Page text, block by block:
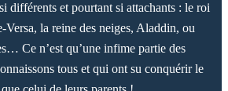
différents et pourtant si attachants : le roi
la reine des neiges, Aladdin, ou
Ce n’est qu’une infime partie des
tous et qui ont su conquérir le